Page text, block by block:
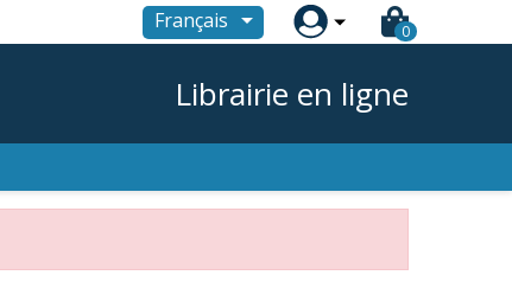
Français  0
Librairie en ligne